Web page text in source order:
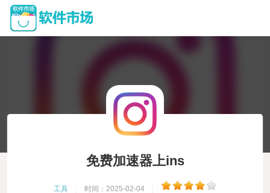
免费加速器上ins
工具 时间：2025-02-04